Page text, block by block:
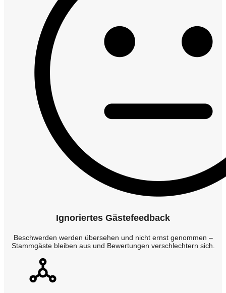
Ignoriertes Gästefeedback
Beschwerden werden übersehen und nicht ernst genommen –
Stammgäste bleiben aus und Bewertungen verschlechtern sich.